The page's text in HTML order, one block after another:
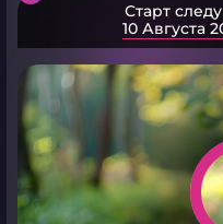
Старт
10 Августа